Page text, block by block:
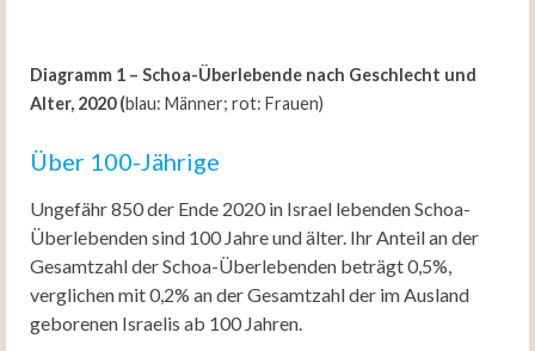
Diagramm 1 – Schoa-Überlebende nach Geschlecht und
Alter, 2020 (blau: Männer; rot: Frauen)
Über 100-Jährige
Ungefähr 850 der Ende 2020 in Israel lebenden Schoa-
Überlebenden sind 100 Jahre und älter. Ihr Anteil an der
Gesamtzahl der Schoa-Überlebenden beträgt 0,5%,
verglichen mit 0,2% an der Gesamtzahl der im Ausland
geborenen Israelis ab 100 Jahren.